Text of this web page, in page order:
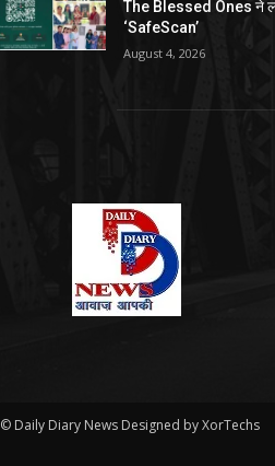
The Blessed Ones ने
‘SafeScan’
August 4, 2026
© Daily Diary News Designed byXorTechs